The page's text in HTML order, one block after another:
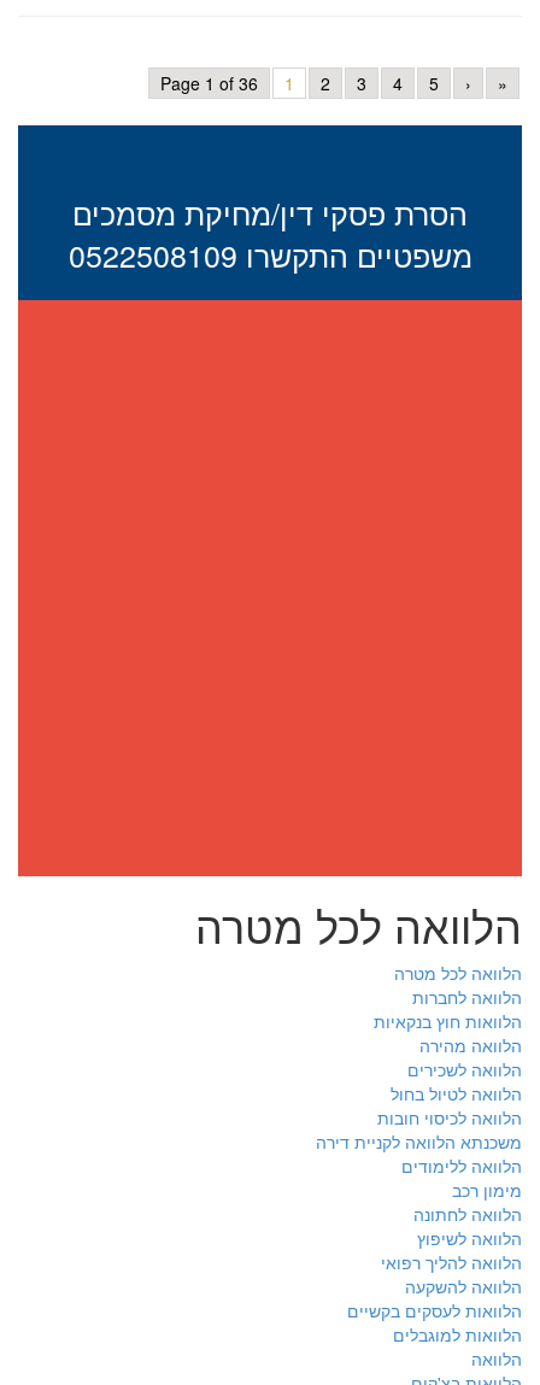
Page 1 of 36 1 2 3 4 5 › »
הסרת פסקי דין/מחיקת מסמכים
משפטיים התקשרו 0522508109
הלוואה לכל מטרה
הלוואה לכל מטרה
הלוואה לחברות
הלוואות חוץ בנקאיות
הלוואה מהירה
הלוואה לשכירים
הלוואה לטיול בחול
הלוואה לכיסוי חובות
משכנתא הלוואה לקניית דירה
הלוואה ללימודים
מימון רכב
הלוואה לחתונה
הלוואה לשיפוץ
הלוואה להליך רפואי
הלוואה להשקעה
הלוואות לעסקים בקשיים
הלוואות למוגבלים
הלוואה